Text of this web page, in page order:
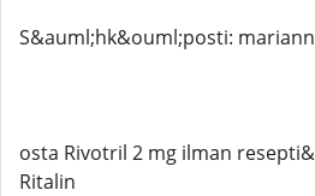
S&auml;hk&ouml;posti:
osta Rivotril 2 mg ilman
Ritalin